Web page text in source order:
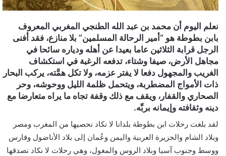
ت
ن
ا
نعلم اليوم أن محمد بن عبد الله الطنجي المغربي المعروف
بابن بطوطة هو “أمير الرحالة المسلمين” بلا منازع، فقد أفنى
الرجل قرابة الثلاثين عاما بعيدا عن أهله ودياره سائحا في
مجاهل الأرض، صيفا وشتاء، تدفعه الرغبة في استكشاف
الغريب والمجهول دفعا لا يفتر عزمه، ولا تكل همَّته، يركب البحار
ذات الأمواج المضطربة، ويتحمل ظلمة الليل ووحوشه، وحر
الصحاري والقفار، ويقف مع ذلك وقفة تجاه ما يراه متعارضا مع
دينه وثقافته وإيمانه بربِّه.
لقد بلغت رحلات ابن بطوطة بلدانا لا نكاد نحصيها من المغرب ومصر
وبلاد الشام والجزيرة العربية واليمن وعُمان إلى بلاد الأناضول وفارس
ووسط وجنوب آسيا وبلاد الروس والمغول، وهي رحلات لا نكاد نصدقها